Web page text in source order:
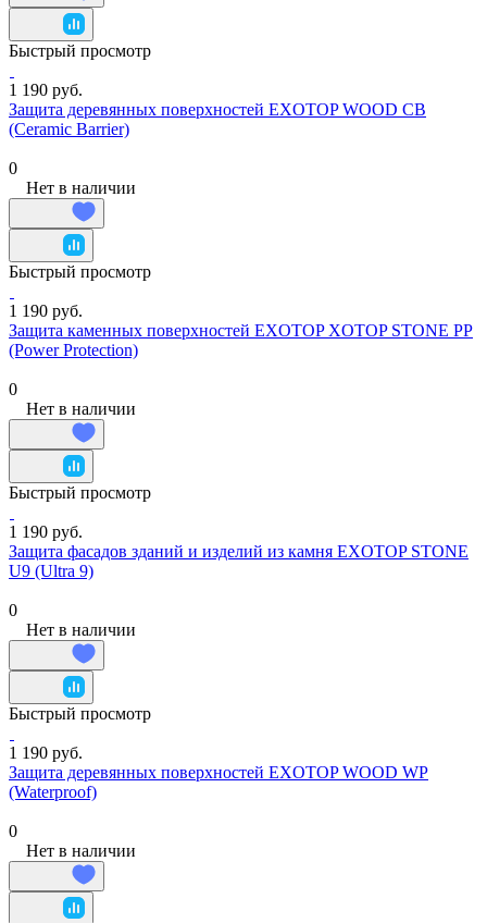
Быстрый просмотр
1 190 руб.
Защита деревянных поверхностей EXOTOP WOOD CB
(Ceramic Barrier)
0
Нет в наличии
Быстрый просмотр
1 190 руб.
Защита каменных поверхностей EXOTOP XOTOP STONE PP
(Power Protection)
0
Нет в наличии
Быстрый просмотр
1 190 руб.
Защита фасадов зданий и изделий из камня EXOTOP STONE
U9 (Ultra 9)
0
Нет в наличии
Быстрый просмотр
1 190 руб.
Защита деревянных поверхностей EXOTOP WOOD WP
(Waterproof)
0
Нет в наличии